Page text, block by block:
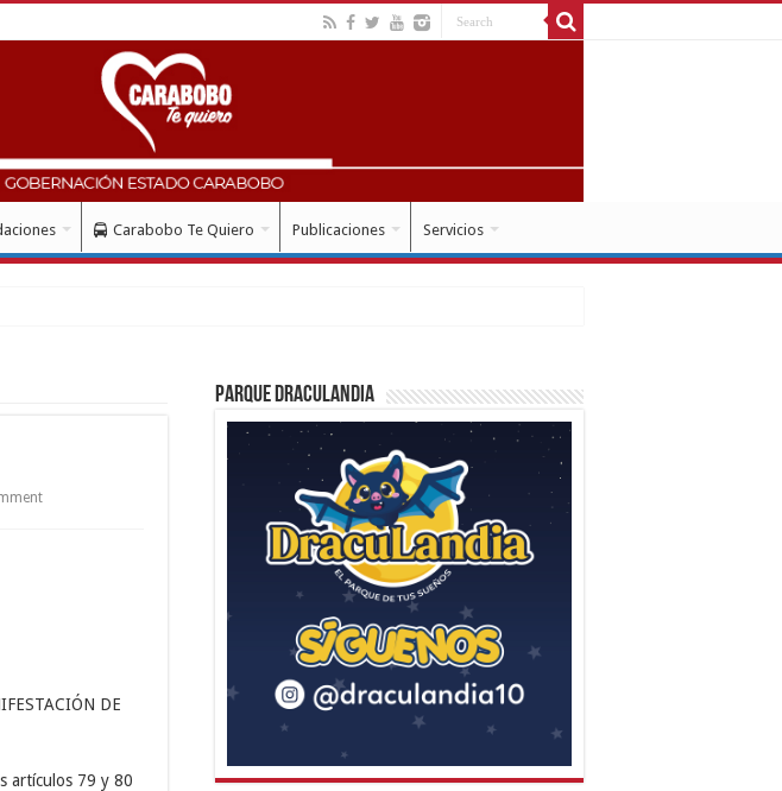
Carabobo Te Quiero Publicaciones Servicios
DE
artículos 79 y 80
Parque Draculandia